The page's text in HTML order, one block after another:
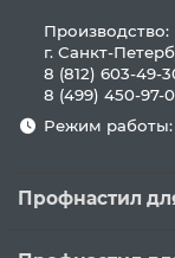
Производство:
г. Санкт-
8 (812) 603-49-
8 (499) 450-97-
Режим работы:
Профнастил